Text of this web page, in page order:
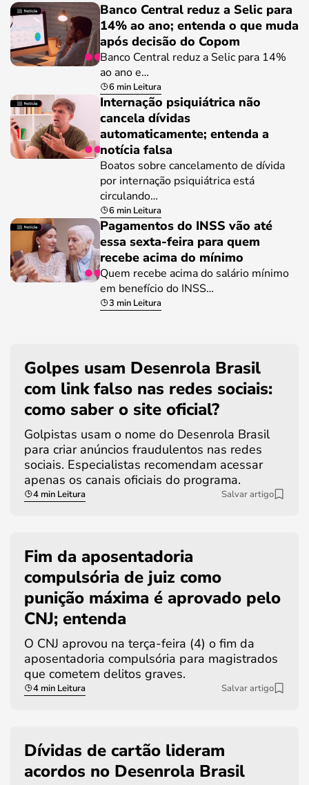
Banco Central reduz a Selic para
14% ao ano; entenda o que muda
após decisão do Copom
Banco Central reduz a Selic para 14%
ao ano e…
6 min Leitura
Internação psiquiátrica não
cancela dívidas
automaticamente; entenda a
notícia falsa
Boatos sobre cancelamento de dívida
por internação psiquiátrica está
circulando…
6 min Leitura
Pagamentos do INSS vão até
essa sexta-feira para quem
recebe acima do mínimo
Quem recebe acima do salário mínimo
em benefício do INSS…
3 min Leitura
Golpes usam Desenrola Brasil
com link falso nas redes sociais:
como saber o site oficial?
Golpistas usam o nome do Desenrola Brasil
para criar anúncios fraudulentos nas redes
sociais. Especialistas recomendam acessar
apenas os canais oficiais do programa.
4 min Leitura Salvar artigo
Fim da aposentadoria
compulsória de juiz como
punição máxima é aprovado pelo
CNJ; entenda
O CNJ aprovou na terça-feira (4) o fim da
aposentadoria compulsória para magistrados
que cometem delitos graves.
4 min Leitura Salvar artigo
Dívidas de cartão lideram
acordos no Desenrola Brasil